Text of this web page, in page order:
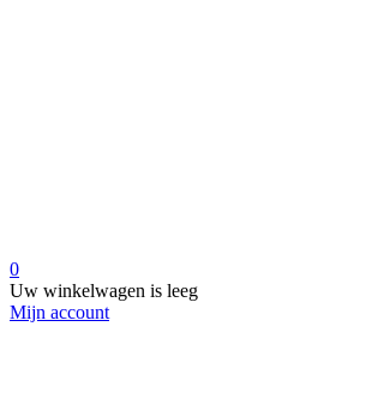
0
Uw winkelwagen is leeg
Mijn account